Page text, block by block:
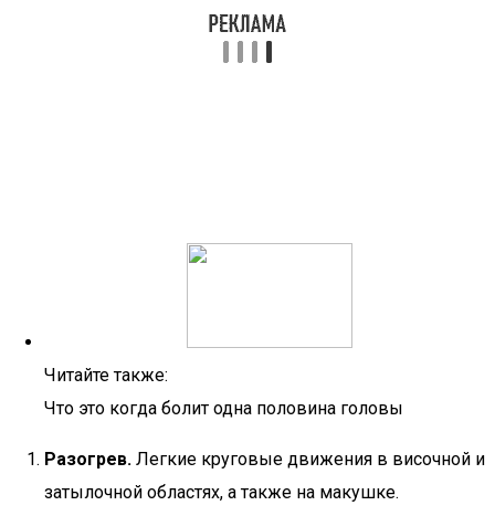
Читайте также:
Что это когда болит одна половина головы
Разогрев. Легкие круговые движения в височной и
затылочной областях, а также на макушке.